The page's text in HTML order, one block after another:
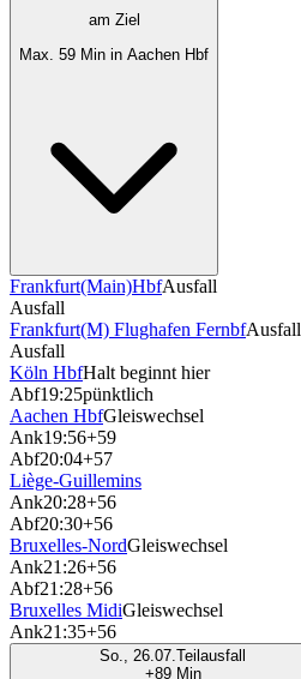
am Ziel
Max. 59 Min in Aachen Hbf
Frankfurt(Main)HbfAusfall
Ausfall
Frankfurt(M) Flughafen FernbfAusfall
Ausfall
Köln HbfHalt beginnt hier
Abf19:25pünktlich
Aachen HbfGleiswechsel
Ank19:56+59
Abf20:04+57
Liège-Guillemins
Ank20:28+56
Abf20:30+56
Bruxelles-NordGleiswechsel
Ank21:26+56
Abf21:28+56
Bruxelles MidiGleiswechsel
Ank21:35+56
So., 26.07.Teilausfall
+89 Min